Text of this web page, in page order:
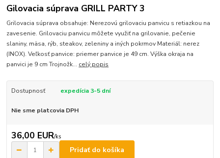
Gilovacia súprava GRILL PARTY 3
Grilovacia súprava obsahuje: Nerezovú grilovaciu panvicu s retiazkou na
zavesenie. Grilovaciu panvicu môžete využiť na grilovanie, pečenie
slaniny, mäsa, rýb, steakov, zeleniny a iných pokrmov Materiál: nerez
(INOX). Veľkosť panvice: priemer panvice je 49 cm. Výška okraja na
panvici je 9 cm Trojnožk... celý popis
Dostupnosť expedícia 3-5 dní
Nie sme platcovia DPH
36,00 EUR/ks
Pridať do košíka